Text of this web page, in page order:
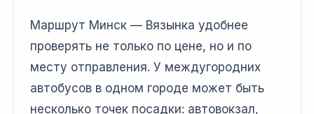
Маршрут Минск — Вязынка удобнее
проверять не только по цене, но и по
месту отправления. У междугородних
автобусов в одном городе может быть
несколько точек посадки: автовокзал,